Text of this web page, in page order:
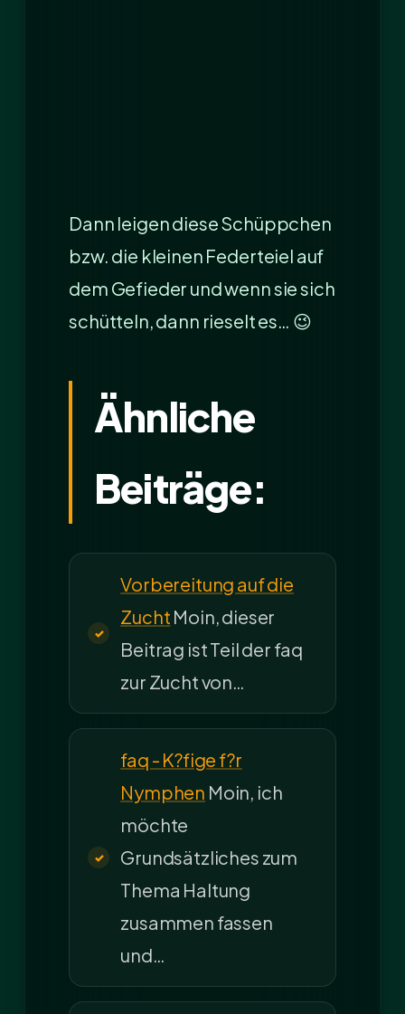
Dann leigen diese Schüppchen
bzw. die kleinen Federteiel auf
dem Gefieder und wenn sie sich
schütteln, dann rieselt es… 😉
Ähnliche
Beiträge:
Vorbereitung auf die
Zucht Moin, dieser
Beitrag ist Teil der faq
zur Zucht von…
faq - K?fige f?r
Nymphen Moin, ich
möchte
Grundsätzliches zum
Thema Haltung
zusammen fassen
und…